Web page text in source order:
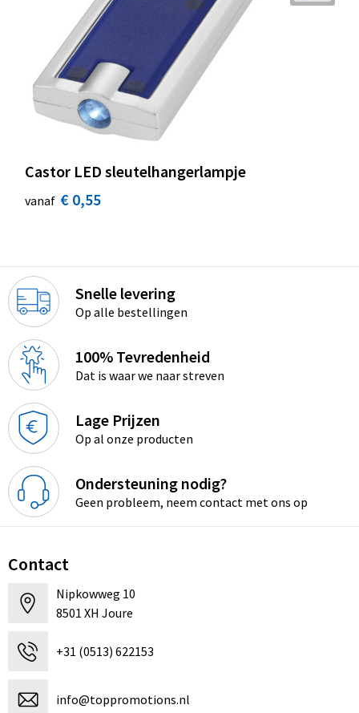
Castor LED sleutelhangerlampje
vanaf € 0,55
Snelle levering
Op alle bestellingen
100% Tevredenheid
Dat is waar we naar streven
Lage Prijzen
Op al onze producten
Ondersteuning nodig?
Geen probleem, neem contact met ons op
Contact
Nipkowweg 10
8501 XH Joure
+31 (0513) 622153
info@toppromotions.nl